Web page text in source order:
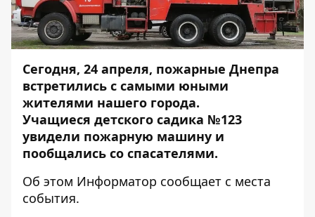
Сегодня, 24 апреля, пожарные Днепра
встретились с самыми юными
жителями нашего города.
Учащиеся детского садика №123
увидели пожарную машину и
пообщались со спасателями.
Об этом Информатор сообщает с места
события.